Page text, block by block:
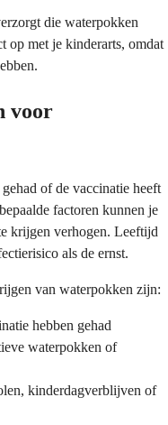
die waterpokken
op met je kinderarts, omdat
voor
of de vaccinatie heeft
factoren kunnen je
krijgen verhogen. Leeftijd
als de ernst.
van waterpokken zijn:
hebben gehad
waterpokken of
kinderdagverblijven of